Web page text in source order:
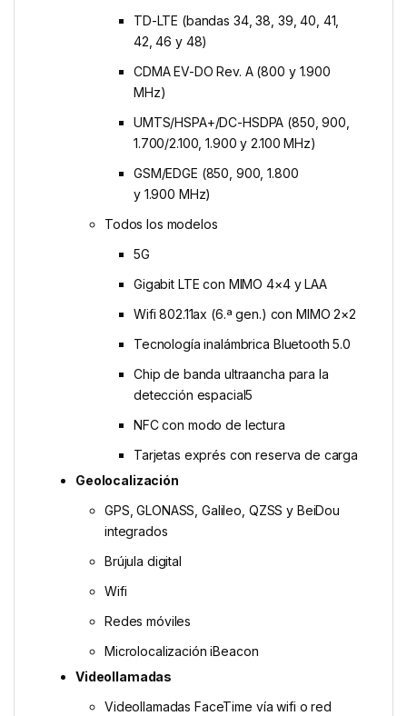
TD-LTE (bandas 34, 38, 39, 40, 41,
42, 46 y 48)
CDMA EV-DO Rev. A (800 y 1.900
MHz)
UMTS/HSPA+/DC-HSDPA (850, 900,
1.700/2.100, 1.900 y 2.100 MHz)
GSM/EDGE (850, 900, 1.800
y 1.900 MHz)
Todos los modelos
5G
Gigabit LTE con MIMO 4×4 y LAA
Wifi 802.11ax (6.ª gen.) con MIMO 2×2
Tecnología inalámbrica Bluetooth 5.0
Chip de banda ultraancha para la
detección espacial5
NFC con modo de lectura
Tarjetas exprés con reserva de carga
Geolocalización
GPS, GLONASS, Galileo, QZSS y BeiDou
integrados
Brújula digital
Wifi
Redes móviles
Microlocalización iBeacon
Videollamadas
Videollamadas FaceTime vía wifi o red